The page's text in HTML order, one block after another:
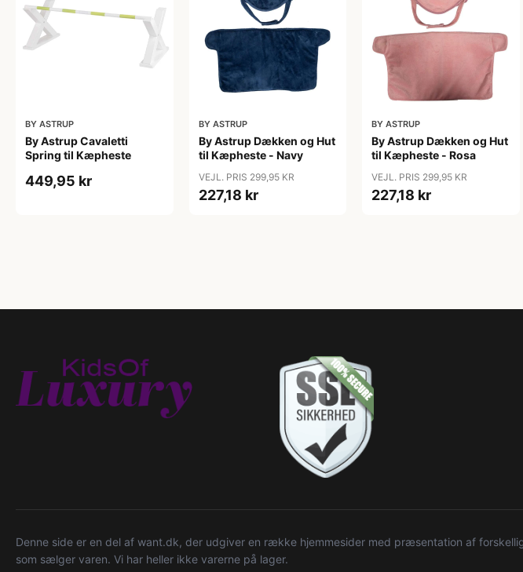
BY ASTRUP
By Astrup Cavaletti
Spring til Kæpheste
449,95 kr
BY ASTRUP
By Astrup Dækken og Hut
til Kæpheste - Navy
VEJL. PRIS 299,95 KR
227,18 kr
BY ASTRUP
By Astrup Dækken og Hut
til Kæpheste - Rosa
VEJL. PRIS 299,95 KR
227,18 kr
Denne side er en del af want.dk, der udgiver en række hjemmesider med præsentation af
som sælger varen. Vi har heller ikke varerne på lager.